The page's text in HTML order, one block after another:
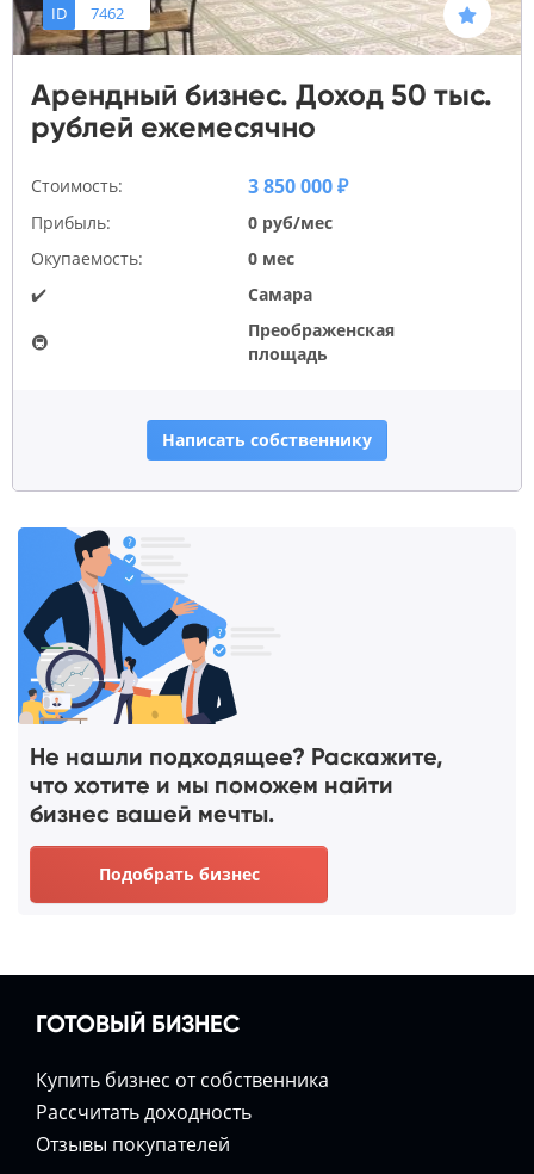
ID 7462
Арендный бизнес. Доход 50 тыс.
рублей ежемесячно
Стоимость: 3 850 000 ₽
Прибыль:
0 руб/мес
Окупаемость:
0 мес
✔️
Самара
🚇
Преображенская
площадь
Написать собственнику
Не нашли подходящее? Раскажите,
что хотите и мы поможем найти
бизнес вашей мечты.
Подобрать бизнес
ГОТОВЫЙ БИЗНЕС
Купить бизнес от собственника
Расcчитать доходность
Отзывы покупателей